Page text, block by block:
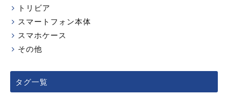
トリビア
スマートフォン本体
スマホケース
その他
タグ一覧